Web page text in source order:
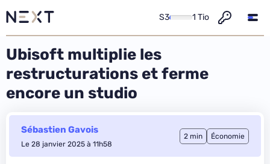
S3 1 Tio
Ubisoft multiplie les
restructurations et ferme
encore un studio
Sébastien Gavois
Le 28 janvier 2025 à 11h58
2 min Économie